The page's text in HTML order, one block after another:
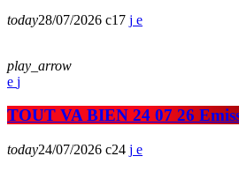
today28/07/2026 17
play_arrow
TOUT VA BIEN 24 07 26
today24/07/2026 24